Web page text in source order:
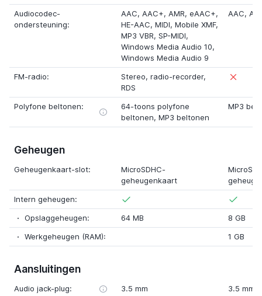
Audiocodec-
ondersteuning:
AAC, AAC+, AMR, eAAC+,
HE-AAC, MIDI, Mobile XMF,
MP3 VBR, SP-MIDI,
Windows Media Audio 10,
Windows Media Audio 9
AAC,
FM-radio: Stereo, radio-recorder,
RDS
Polyfone beltonen:
64-toons polyfone
beltonen, MP3 beltonen
MP3
Geheugen
Geheugenkaart-slot:
MicroSDHC-
geheugenkaart
Intern geheugen:
Opslaggeheugen:
64 MB
8 GB
Werkgeheugen (RAM):
1 GB
Aansluitingen
Audio jack-plug: 3.5 mm
3.5 mm